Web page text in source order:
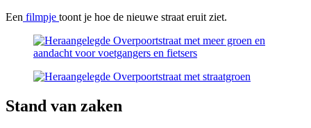
Een filmpje toont je hoe de nieuwe straat eruit ziet.
Stand van zaken